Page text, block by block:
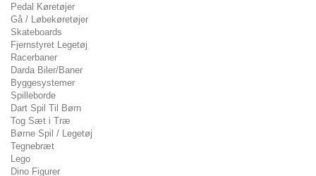
Pedal Køretøjer
Gå / Løbekøretøjer
Skateboards
Fjernstyret Legetøj
Racerbaner
Darda Biler/Baner
Byggesystemer
Spilleborde
Dart Spil Til Børn
Tog Sæt i Træ
Børne Spil / Legetøj
Tegnebræt
Lego
Dino Figurer